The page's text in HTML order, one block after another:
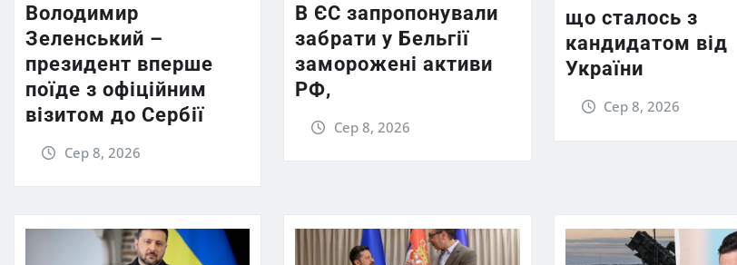
Володимир
Зеленський –
президент вперше
поїде з офіційним
візитом до Сербії
Сер 8, 2026
В ЄС запропонували
забрати у Бельгії
заморожені активи
РФ,
Сер 8, 2026
що сталось з
кандидатом від
України
Сер 8, 2026